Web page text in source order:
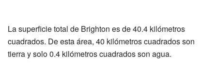
La superficie total de Brighton es de 40.4 kilómetros
cuadrados. De esta área, 40 kilómetros cuadrados son
tierra y solo 0.4 kilómetros cuadrados son agua.